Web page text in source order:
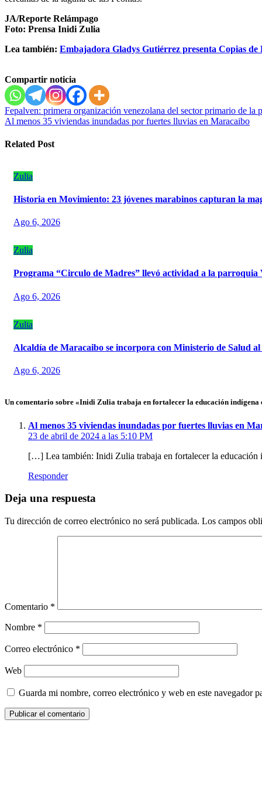
JA/Reporte Relámpago
Foto: Prensa Inidi Zulia
Lea también: Embajadora Gladys Gutiérrez presenta Copias
Compartir noticia
Navegación
de
entradas
Fepalven: primera organización venezolana del sector primario de la
Al menos 35 viviendas inundadas por fuertes lluvias en Maracaibo
Related Post
Zulia
Historia en Movimiento: 23 jóvenes marabinos capturan la
Ago 6, 2026
Zulia
Programa “Circulo de Madres” llevó actividad a la parroquia
Ago 6, 2026
Zulia
Alcaldía de Maracaibo se incorpora con Ministerio de Salud
Ago 6, 2026
Un comentario sobre «Inidi Zulia trabaja en fortalecer la educación indígena
Al menos 35 viviendas inundadas por fuertes lluvias en
23 de abril de 2024 a las 5:10 PM
[…] Lea también: Inidi Zulia trabaja en fortalecer la
Responder
Deja una respuesta
Tu dirección de correo electrónico no será publicada. Los campos
Comentario *
Nombre *
Correo electrónico *
Web
Guarda mi nombre, correo electrónico y web en este navegador